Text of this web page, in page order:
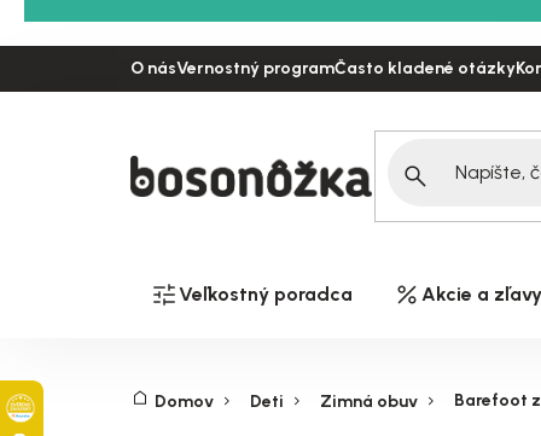
na
O násVernostný programČasto kladené otázky
Veľkostný poradca Akcie a zľavy
Domov Deti Zimná obuv Barefoot